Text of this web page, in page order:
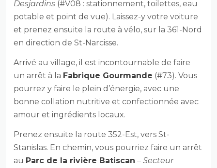
Desjardins (#V08 : stationnement, toilettes, eau
potable et point de vue). Laissez-y votre voiture
et prenez ensuite la route à vélo, sur la 361-Nord
en direction de St-Narcisse.
Arrivé au village, il est incontournable de faire
un arrêt à la Fabrique Gourmande (#73). Vous
pourrez y faire le plein d’énergie, avec une
bonne collation nutritive et confectionnée avec
amour et ingrédients locaux.
Prenez ensuite la route 352-Est, vers St-
Stanislas. En chemin, vous pourriez faire un arrêt
au Parc de la rivière Batiscan –Secteur